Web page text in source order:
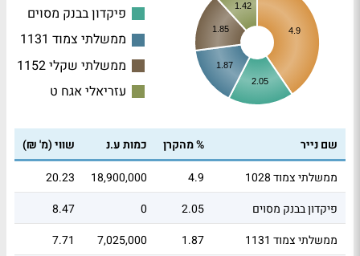
ני"ע לא
נסחר -
חשיפה
לאג"ח
4
0.01
2,074,045
0.04
ני"ע לא
3
101,859
0
אופציות
Put
-0.49
51
0.08
סה"כ 339
101.36
327,045,080
411.45
4.9
2.05
1.87
1.85
1.42
פיקדון בבנק מסוים
ממשלתי צמוד 1131
ממשלתי שקלי 1152
עזריאלי אגח ט
שם נייר % מהקרן כמות ע.נ
שווי (מ' ₪)
ממשלתי צמוד 1028
4.9
18,900,000
20.23
פיקדון בבנק מסוים
2.05
0
8.47
ממשלתי צמוד 1131
1.87
7,025,000
7.71